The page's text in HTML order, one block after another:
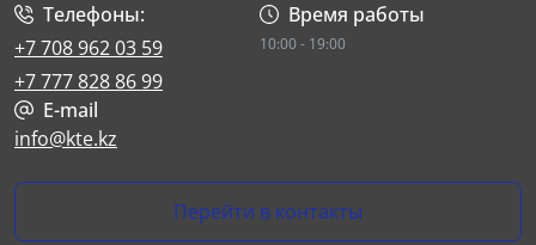
Телефоны:
+7 708 962 03 59
+7 777 828 86 99
Время работы
10:00 - 19:00
E-mail
info@kte.kz
Перейти в контакты